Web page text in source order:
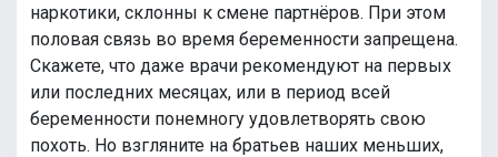
наркотики, склонны к смене партнёров. При этом
половая связь во время беременности запрещена.
Скажете, что даже врачи рекомендуют на первых
или последних месяцах, или в период всей
беременности понемногу удовлетворять свою
похоть. Но взгляните на братьев наших меньших,